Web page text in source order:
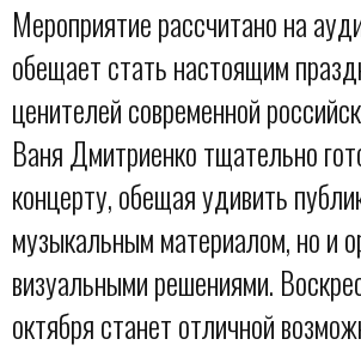
Мероприятие рассчитано на
обещает стать настоящим
ценителей современной
Ваня Дмитриенко тщательно
концерту, обещая удивить
музыкальным материалом, но и
визуальными решениями.
октября станет отличной